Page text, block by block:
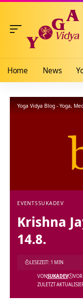
Home News
Yoga Vidya Blog - Yoga,
EVENTSSUKADEV
Krishna
14.8.
ZULETZT
VONSUKADEV
LESEZEIT: 1 MIN